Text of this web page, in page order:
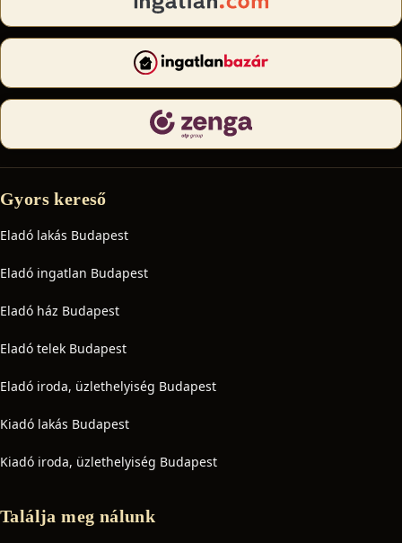
Gyors kereső
Eladó lakás Budapest
Eladó ingatlan Budapest
Eladó ház Budapest
Eladó telek Budapest
Eladó iroda, üzlethelyiség Budapest
Kiadó lakás Budapest
Kiadó iroda, üzlethelyiség Budapest
Találja meg nálunk